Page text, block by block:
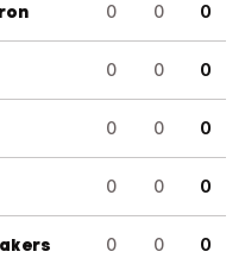
0 0 0
0 0 0
0 0 0
0 0 0
0 0 0